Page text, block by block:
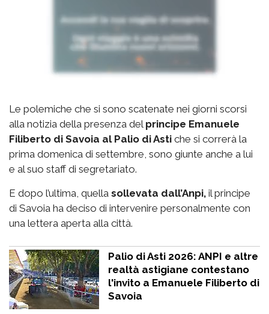
Le polemiche che si sono scatenate nei giorni scorsi
alla notizia della presenza del principe Emanuele
Filiberto di Savoia al Palio di Asti che si correrà la
prima domenica di settembre, sono giunte anche a lui
e al suo staff di segretariato.
E dopo l’ultima, quella sollevata dall’Anpi, il principe
di Savoia ha deciso di intervenire personalmente con
una lettera aperta alla città.
Palio di Asti 2026: ANPI e altre
realtà astigiane contestano
l'invito a Emanuele Filiberto di
Savoia